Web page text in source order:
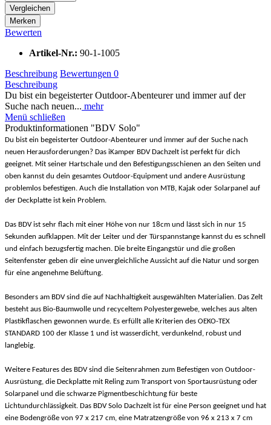
Vergleichen
Merken
Bewerten
Artikel-Nr.: 90-1-1005
Beschreibung Bewertungen 0
Beschreibung
Du bist ein begeisterter Outdoor-Abenteurer und immer auf der
Suche nach neuen... mehr
Menü schließen
Produktinformationen "BDV Solo"
Du bist ein begeisterter Outdoor-Abenteurer und immer auf der Suche nach
neuen Herausforderungen? Das iKamper BDV Dachzelt ist perfekt für dich
geeignet. Mit seiner Hartschale und den Befestigungsschienen an den Seiten und
oben kannst du dein gesamtes Outdoor-Equipment und andere Ausrüstung
problemlos befestigen. Auch die Installation von MTB, Kajak oder Solarpanel auf
der Deckplatte ist kein Problem.
Das BDV ist sehr flach mit einer Höhe von nur 18cm und lässt sich in nur 15
Sekunden aufklappen. Mit der Leiter und der Türspannstange kannst du es schnell
und einfach bezugsfertig machen. Die breite Eingangstür und die großen
Seitenfenster geben dir eine unvergleichliche Aussicht auf die Natur und sorgen
für eine angenehme Belüftung.
Besonders am BDV sind die auf Nachhaltigkeit ausgewählten Materialien. Das Zelt
besteht aus Bio-Baumwolle und recyceltem Polyestergewebe, welches aus alten
Plastikflaschen gewonnen wurde. Es erfüllt alle Kriterien des OEKO-TEX
STANDARD 100 der Klasse 1 und ist wasserdicht, verdunkelnd, robust und
langlebig.
Weitere Features des BDV sind die Seitenrahmen zum Befestigen von Outdoor-
Ausrüstung, die Deckplatte mit Reling zum Transport von Sportausrüstung oder
Solarpanel und die schwarze Pigmentbeschichtung für beste
Lichtundurchlässigkeit. Das BDV Solo Dachzelt ist für eine Person geeignet und hat
eine Bodengröße von 97 x 217 cm, eine Matratzengröße von 96 x 213 x 7 cm